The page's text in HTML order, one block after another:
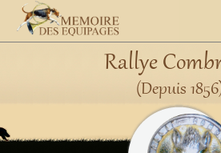
Rallye
(Depuis